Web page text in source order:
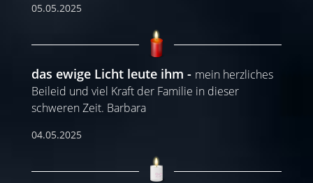
05.05.2025
das ewige Licht leute ihm
mein herzliches
Beileid und viel Kraft der Familie in dieser
schweren Zeit. Barbara
04.05.2025